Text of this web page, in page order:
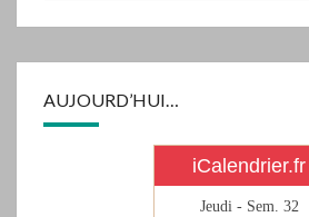
AUJOURD’HUI…
iCalendrier.fr
Jeudi - Sem. 32